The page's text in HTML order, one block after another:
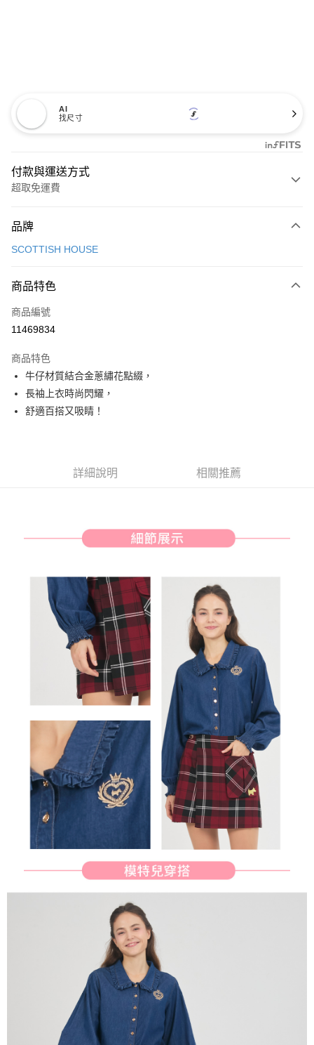
AI
找尺寸
付款與運送方式
超取免運費
信用卡一次付款
LINE Pay
Apple Pay
悠遊付
AFTEE先享後付
相關說明
２．便利：只要手機號碼，簡訊認證，即可結帳。
結帳頁面，進行簡訊認證並確認金額後，即可完成結帳。
２．訂單成立數日內，您將收到繳費通知簡訊。
ATM／網路銀行／等多元方式進行付款，方視為交易完成。
※ 請注意：結帳手續完成當下不需立刻繳費，但若您需要取消訂單，請聯絡
購買商品的店家。未經商家同意取消之訂單仍視為有效，需透過AFTEE先享
後付繳納相關費用。
※ 交易是否成功請以「AFTEE先享後付 」之結帳頁面顯示為準，若有關於
是否繳費成功／繳費後需取消欲退款等相關疑問，請聯繫「AFTEE先享後付
客戶支援中心」
https://netprotections.freshdesk.com/support/home
１．透過由恩沛科技股份有限公司提供之「AFTEE先享後付」服務完成之交
易，需依本服務之必要範圍內提供個人資料，並將交易相關給付款項請求債
２．關於個人資料處理事宜，請瀏覽以下網址：
https://aftee.tw/terms/#terms3
３．未成年的使用者請事先徵得法定代理人或監護人之同意方可使用
「AFTEE先享後付」，若未經同意申辦者引起之損失，本公司不負相關責
任。
４．使用「AFTEE先享後付」時，將依據個別帳號之用戶狀況，依本公司即
時審查核予不同之上限額度；若仍有額度不足之情形，本公司將視審查結果
請求用戶進行身份認證。
５．嚴禁一人註冊多個帳號或使用他人資訊註冊。若發現惡意使用之情形，
恩沛科技股份有限公司將有權停止該用戶之使用額度並採取法律行動。
付款後全家取貨
萊爾富取貨付款
付款後萊爾富取貨
免運費
離島宅配
免運費
品牌
SCOTTISH HOUSE
商品特色
商品編號
11469834
商品特色
牛仔材質結合金蔥繡花點綴，
長袖上衣時尚閃耀，
舒適百搭又吸睛！
詳細說明 相關推薦